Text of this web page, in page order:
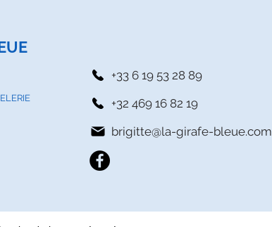
+33 6 19 53 28 89
+32 469 16 82 19
brigitte@la-girafe-bleue.com